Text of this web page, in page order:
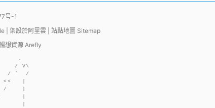
号-1
| 架設於阿里雲| 站點地圖 Sitemap
想資源 Arefly
.
/ V\
/ `  /
<<   |
/    |
|
|